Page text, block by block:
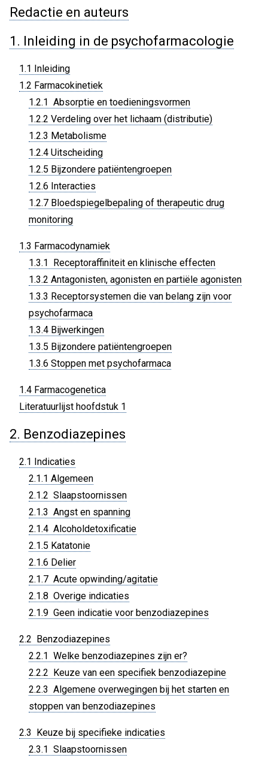
Redactie en auteurs
1. Inleiding in de psychofarmacologie
1.1 Inleiding
1.2 Farmacokinetiek
1.2.1 Absorptie en toedieningsvormen
1.2.2 Verdeling over het lichaam (distributie)
1.2.3 Metabolisme
1.2.4 Uitscheiding
1.2.5 Bijzondere patiëntengroepen
1.2.6 Interacties
1.2.7 Bloedspiegelbepaling of therapeutic drug
monitoring
1.3 Farmacodynamiek
1.3.1 Receptoraffiniteit en klinische effecten
1.3.2 Antagonisten, agonisten en partiële agonisten
1.3.3 Receptorsystemen die van belang zijn voor
psychofarmaca
1.3.4 Bijwerkingen
1.3.5 Bijzondere patiëntengroepen
1.3.6 Stoppen met psychofarmaca
1.4 Farmacogenetica
Literatuurlijst hoofdstuk 1
2. Benzodiazepines
2.1 Indicaties
2.1.1 Algemeen
2.1.2 Slaapstoornissen
2.1.3 Angst en spanning
2.1.4 Alcoholdetoxificatie
2.1.5 Katatonie
2.1.6 Delier
2.1.7 Acute opwinding/agitatie
2.1.8 Overige indicaties
2.1.9 Geen indicatie voor benzodiazepines
2.2 Benzodiazepines
2.2.1 Welke benzodiazepines zijn er?
2.2.2 Keuze van een specifiek benzodiazepine
2.2.3 Algemene overwegingen bij het starten en
stoppen van benzodiazepines
2.3 Keuze bij specifieke indicaties
2.3.1 Slaapstoornissen